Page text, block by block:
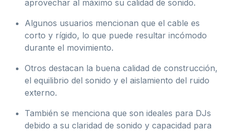
aprovechar al máximo su calidad de sonido.
Algunos usuarios mencionan que el cable es
corto y rígido, lo que puede resultar incómodo
durante el movimiento.
Otros destacan la buena calidad de construcción,
el equilibrio del sonido y el aislamiento del ruido
externo.
También se menciona que son ideales para DJs
debido a su claridad de sonido y capacidad para